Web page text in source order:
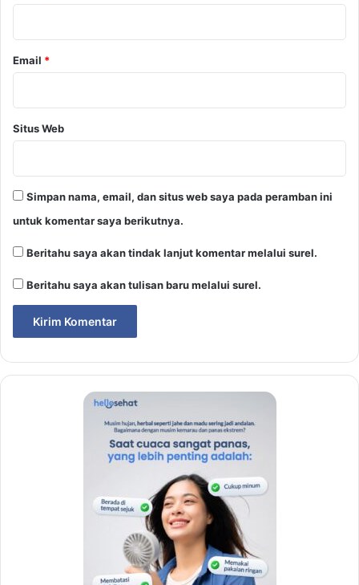
Email *
Situs Web
Simpan nama, email, dan situs web saya pada peramban ini
untuk komentar saya berikutnya.
Beritahu saya akan tindak lanjut komentar melalui surel.
Beritahu saya akan tulisan baru melalui surel.